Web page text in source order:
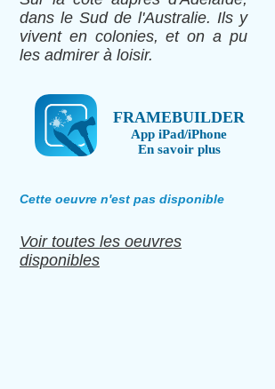
dans le Sud de l'Australie. Ils y
vivent en colonies, et on a pu
les admirer à loisir.
FRAMEBUILDER
App iPad/iPhone
En savoir plus
Cette oeuvre n'est pas disponible
Voir toutes les oeuvres
disponibles